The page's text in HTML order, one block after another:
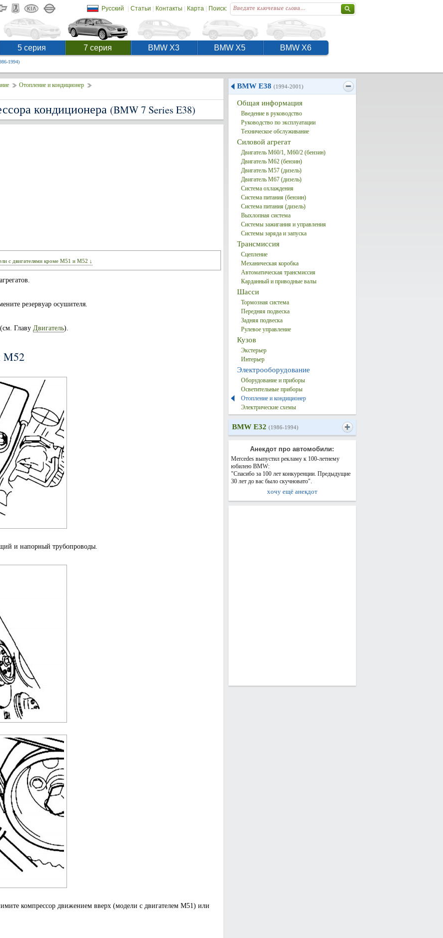
Русский | Статьи | Контакты | Карта| Поиск:
5 серия 7 серия BMW X3 BMW X5 BMW X6
1994)
Отопление и кондиционер
кондиционера (BMW 7 Series E38)
с двигателями кроме M51 и M52 ↓
резервуар осушителя.
Главу Двигатель).
M52
и напорный трубопроводы.
компрессор движением вверх (модели с двигателем M51) или
BMW E38 (1994-2001)
Общая информация
Введение в руководство
Руководство по эксплуатации
Техническое обслуживание
Силовой агрегат
Двигатель M60/1, M60/2 (бензин)
Двигатель M62 (бензин)
Двигатель M57 (дизель)
Двигатель M67 (дизель)
Система охлаждения
Система питания (бензин)
Система питания (дизель)
Выхлопная система
Системы зажигания и управления
Системы заряда и запуска
Трансмиссия
Сцепление
Механическая коробка
Автоматическая трансмиссия
Карданный и приводные валы
Шасси
Тормозная система
Передняя подвеска
Задняя подвеска
Рулевое управление
Кузов
Экстерьер
Интерьер
Электрооборудование
Оборудование и приборы
Осветительные приборы
Отопление и кондиционер
Электрические схемы
BMW E32 (1986-1994)
Анекдот про автомобили:
Mercedes выпустил рекламу к 100-летнему
юбилею BMW:
"Спасибо за 100 лет конкуренции. Предыдущие
30 лет до вас было скучновато".
хочу ещё анекдот